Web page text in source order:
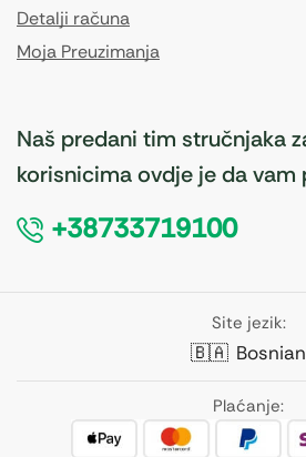
Detalji računa
Moja Preuzimanja
Naš predani tim stručnjaka
korisnicima ovdje je da vam
+38733719100
Site jezik:
🇧🇦 Bosnian
Plaćanje: